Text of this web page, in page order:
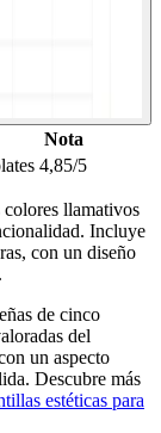
Nota
4,85/5
llamativos
Incluye
con un diseño
de cinco
del
un aspecto
Descubre más
estéticas para